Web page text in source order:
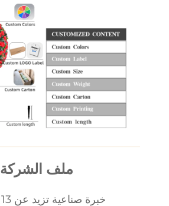
ملف الشركة
خبرة صناعية تزيد عن 13 عامًا